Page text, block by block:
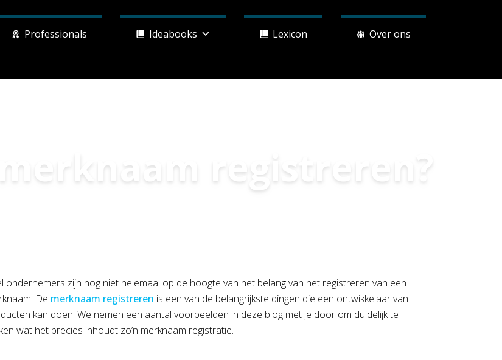
Professionals Ideabooks Lexicon Over ons
registreren?
ondernemers zijn nog niet helemaal op de hoogte van het belang van het registreren van een
De merknaam registreren is een van de belangrijkste dingen die een ontwikkelaar van
kan doen. We nemen een aantal voorbeelden in deze blog met je door om duidelijk te
wat het precies inhoudt zo’n merknaam registratie.